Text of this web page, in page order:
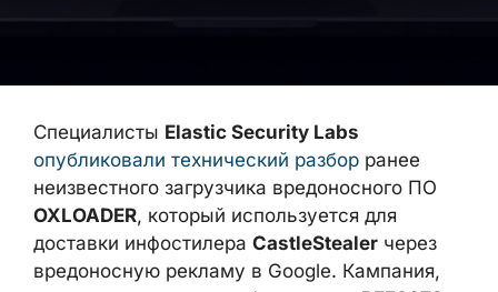
СпециалистыElastic Security Labs
неизвестного загрузчика вредоносного ПО
OXLOADER, который используется для
доставки инфостилераCastleStealerчерез
вредоносную рекламу в Google. Кампания,
получившая кодовое обозначение
REF8372, нацелена на пользователей